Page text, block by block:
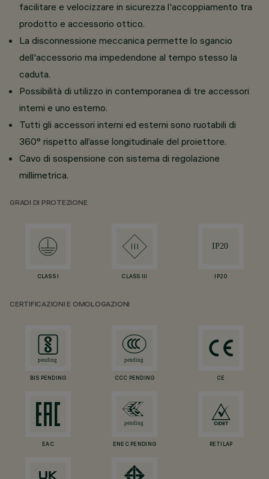
facilitare e velocizzare in sicurezza l'accoppiamento tra
prodotto e accessorio ottico.
La disconnessione meccanica permette lo sgancio
dell'accessorio ma impedendone al tempo stesso la
caduta.
Possibilità di utilizzo in contemporanea di tre accessori
interni e uno esterno.
Tutti gli accessori interni ed esterni sono ruotabili di
360° rispetto all’asse longitudinale del proiettore.
Cavo di sospensione con sistema di regolazione
millimetrica.
GRADI DI PROTEZIONE
CLASS I CLASS III IP20
CERTIFICAZIONI E OMOLOGAZIONI
BIS PENDING CCC PENDING CE
EAC ENEC PENDING RETILAP